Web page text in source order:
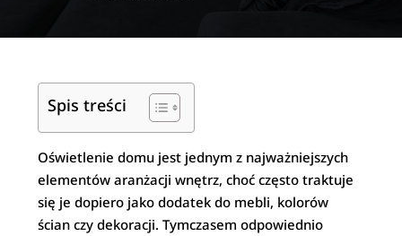
Spis treści
Oświetlenie domu jest jednym z najważniejszych
elementów aranżacji wnętrz, choć często traktuje
się je dopiero jako dodatek do mebli, kolorów
ścian czy dekoracji. Tymczasem odpowiednio